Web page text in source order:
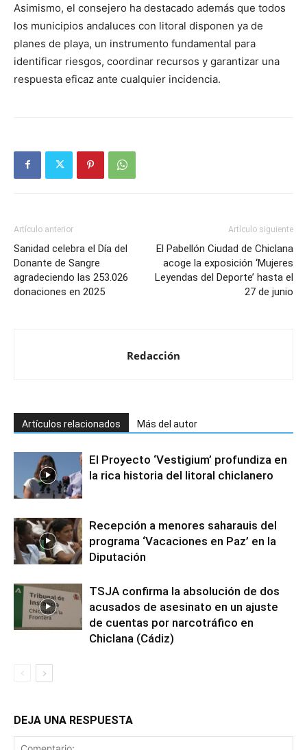
Asimismo, el consejero ha destacado además que todos
los municipios andaluces con litoral disponen ya de
planes de playa, un instrumento fundamental para
identificar riesgos, coordinar recursos y garantizar una
respuesta eficaz ante cualquier incidencia.
Artículo anterior
Sanidad celebra el Día del
Donante de Sangre
agradeciendo las 253.026
donaciones en 2025
Artículo siguiente
El Pabellón Ciudad de Chiclana
acoge la exposición ‘Mujeres
Leyendas del Deporte’ hasta el
27 de junio
Redacción
Artículos relacionados Más del autor
El Proyecto ‘Vestigium’ profundiza en
la rica historia del litoral chiclanero
Recepción a menores saharauis del
programa ‘Vacaciones en Paz’ en la
Diputación
TSJA confirma la absolución de dos
acusados de asesinato en un ajuste
de cuentas por narcotráfico en
Chiclana (Cádiz)
DEJA UNA RESPUESTA